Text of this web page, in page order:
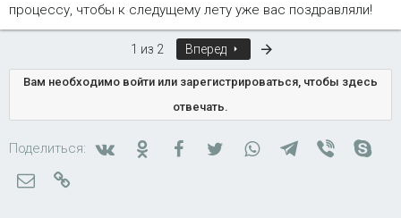
процессу, чтобы к следущему лету уже вас поздравляли!
1 из 2 Вперед
Вам необходимо войти или зарегистрироваться, чтобы здесь
отвечать.
Поделиться: ВконтактеОдноклассники
FacebookTwitterWhatsAppTelegram
Viber
Электронная почта